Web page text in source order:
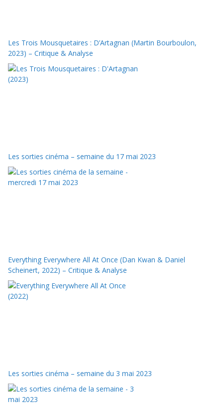
Les Trois Mousquetaires : D’Artagnan (Martin Bourboulon,
2023) – Critique & Analyse
Les sorties cinéma – semaine du 17 mai 2023
Everything Everywhere All At Once (Dan Kwan & Daniel
Scheinert, 2022) – Critique & Analyse
Les sorties cinéma – semaine du 3 mai 2023